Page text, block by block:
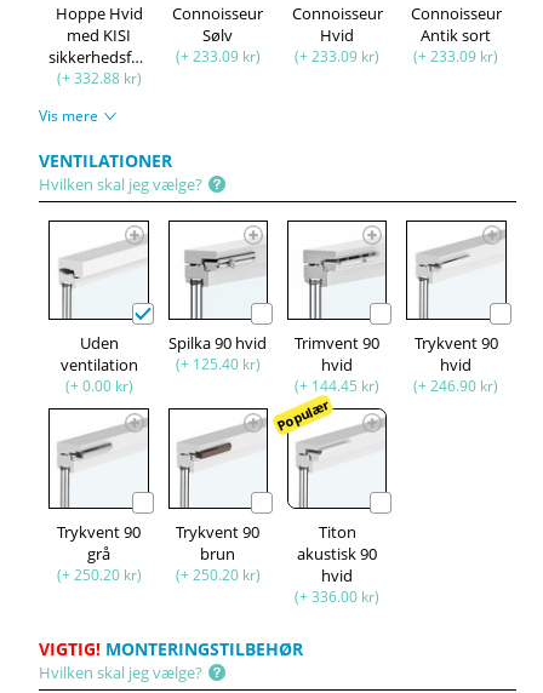
Hoppe Hvid
med KISI
sikkerhedsfunktion
(+ 332.88 kr)
Connoisseur
Sølv
(+ 233.09 kr)
Connoisseur
Hvid
(+ 233.09 kr)
Connoisseur
Antik sort
(+ 233.09 kr)
Vis mere
VENTILATIONER
Hvilken skal jeg vælge?
Uden
ventilation
(+ 0.00 kr)
Spilka 90 hvid
(+ 125.40 kr)
Trimvent 90
hvid
(+ 144.45 kr)
Trykvent 90
hvid
(+ 246.90 kr)
Trykvent 90
grå
(+ 250.20 kr)
Trykvent 90
brun
(+ 250.20 kr)
Populær
Titon
akustisk 90
hvid
(+ 336.00 kr)
VIGTIG! MONTERINGSTILBEHØR
Hvilken skal jeg vælge?